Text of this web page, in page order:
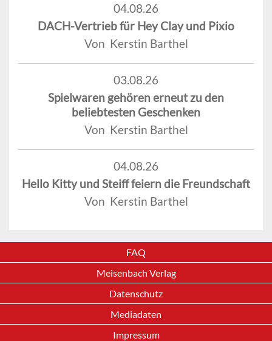
04.08.26
DACH-Vertrieb für Hey Clay und Pixio
Von Kerstin Barthel
03.08.26
Spielwaren gehören erneut zu den
beliebtesten Geschenken
Von Kerstin Barthel
04.08.26
Hello Kitty und Steiff feiern die Freundschaft
Von Kerstin Barthel
FAQ
Meisenbach Verlag
Datenschutz
Mediadaten
Impressum